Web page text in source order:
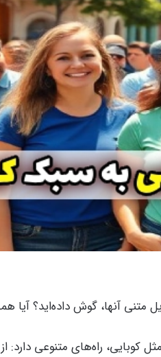
متنی آنها، گوش داده‌اید؟
راه‌های متنوعی دارد: